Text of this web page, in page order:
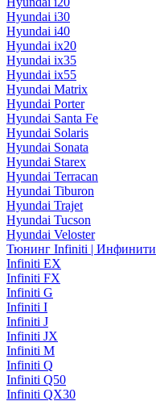
Hyundai i30
Hyundai i40
Hyundai ix20
Hyundai ix35
Hyundai ix55
Hyundai Matrix
Hyundai Porter
Hyundai Santa Fe
Hyundai Solaris
Hyundai Sonata
Hyundai Starex
Hyundai Terracan
Hyundai Tiburon
Hyundai Trajet
Hyundai Tucson
Hyundai Veloster
Тюнинг Infiniti | Инфинити
Infiniti EX
Infiniti FX
Infiniti G
Infiniti I
Infiniti J
Infiniti JX
Infiniti M
Infiniti Q
Infiniti Q50
Infiniti QX30